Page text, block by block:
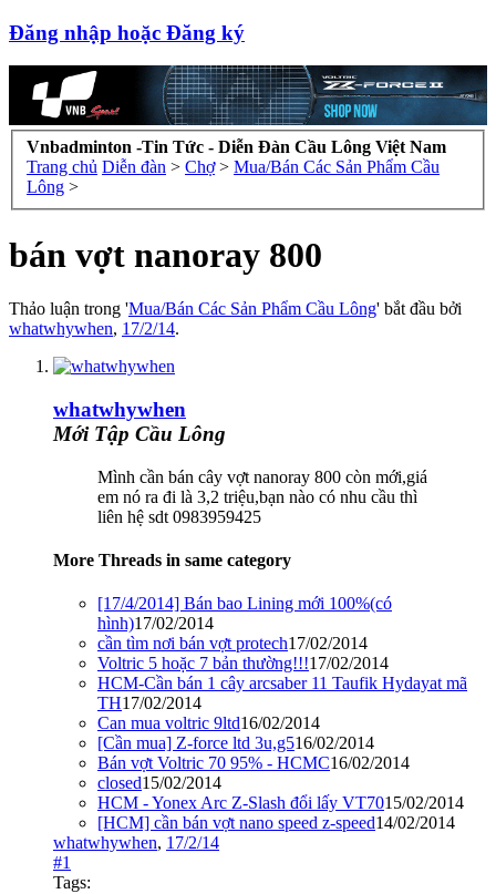
Đăng nhập hoặc Đăng ký
Vnbadminton -Tin Tức - Diễn Đàn Cầu Lông Việt Nam
Trang chủ Diễn đàn > Chợ > Mua/Bán Các Sản Phẩm Cầu
Lông >
bán vợt nanoray 800
Thảo luận trong 'Mua/Bán Các Sản Phẩm Cầu Lông' bắt đầu bởi
whatwhywhen, 17/2/14.
whatwhywhen
Mới Tập Cầu Lông
Mình cần bán cây vợt nanoray 800 còn mới,giá
em nó ra đi là 3,2 triệu,bạn nào có nhu cầu thì
liên hệ sdt 0983959425
More Threads in same category
[17/4/2014] Bán bao Lining mới 100%(có
hình)17/02/2014
cần tìm nơi bán vợt protech17/02/2014
Voltric 5 hoặc 7 bản thường!!!17/02/2014
HCM-Cần bán 1 cây arcsaber 11 Taufik Hydayat mã
TH17/02/2014
Can mua voltric 9ltd16/02/2014
[Cần mua] Z-force ltd 3u,g516/02/2014
Bán vợt Voltric 70 95% - HCMC16/02/2014
closed15/02/2014
HCM - Yonex Arc Z-Slash đổi lấy VT7015/02/2014
[HCM] cần bán vợt nano speed z-speed14/02/2014
whatwhywhen, 17/2/14
#1
Tags: